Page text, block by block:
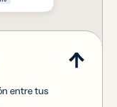
entre tus